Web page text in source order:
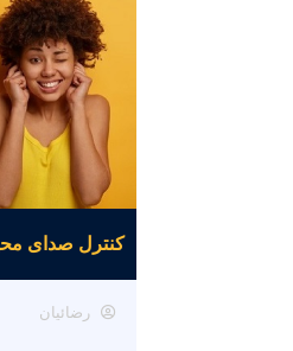
کنترل صدای
رضائیان